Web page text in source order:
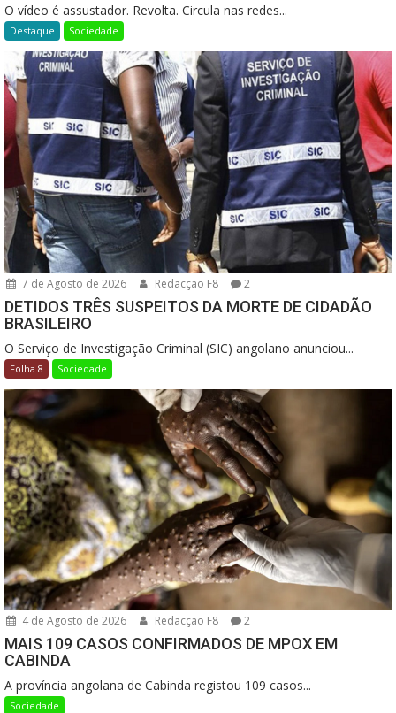
O vídeo é assustador. Revolta. Circula nas redes...
Destaque Sociedade
7 de Agosto de 2026 Redacção F8 2
DETIDOS TRÊS SUSPEITOS DA MORTE DE CIDADÃO
BRASILEIRO
O Serviço de Investigação Criminal (SIC) angolano anunciou...
Folha 8 Sociedade
4 de Agosto de 2026 Redacção F8 2
MAIS 109 CASOS CONFIRMADOS DE MPOX EM
CABINDA
A província angolana de Cabinda registou 109 casos...
Sociedade